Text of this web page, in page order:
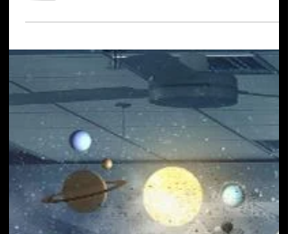
Fuente: IPBES - Noviembre 2020 Los
peores crisis 631.000 - 827.000 virus
desconocidos en la...